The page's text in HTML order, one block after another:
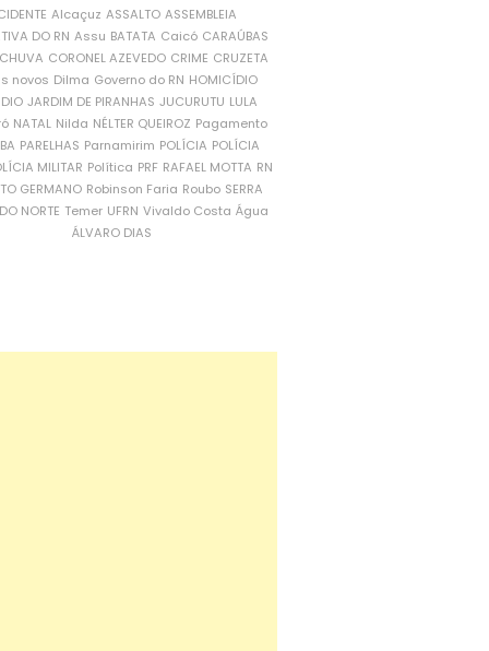
Alcaçuz ASSALTO ASSEMBLEIA
DO RN Assu BATATA Caicó CARAÚBAS
CORONEL AZEVEDO CRIME CRUZETA
novos Dilma Governo do RN HOMICÍDIO
JARDIM DE PIRANHAS JUCURUTU LULA
NATAL Nilda NÉLTER QUEIROZ Pagamento
PARELHAS Parnamirim POLÍCIA POLÍCIA
MILITAR Política PRF RAFAEL MOTTA RN
GERMANO Robinson Faria Roubo SERRA
NORTE Temer UFRN Vivaldo Costa Água
ÁLVARO DIAS